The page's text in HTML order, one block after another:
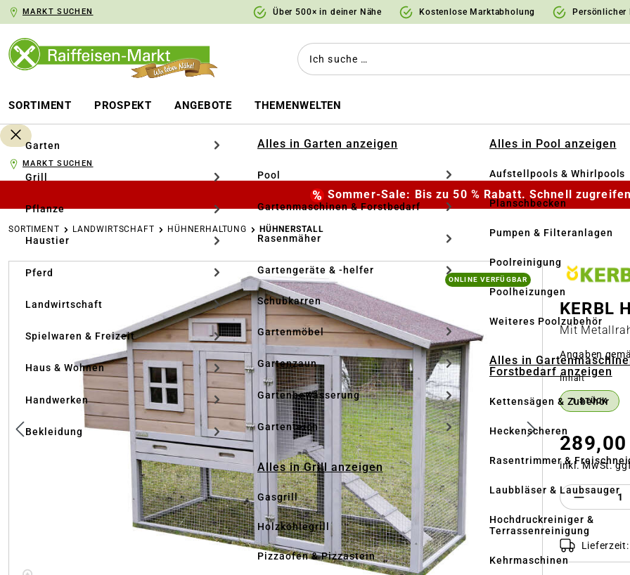
Zur Hauptnavigation springen
MARKT SUCHEN Über 500× in deiner Nähe Kostenlose Marktabholung Persönlicher
SORTIMENT PROSPEKT ANGEBOTE THEMENWELTEN
Garten
Grill
Pflanze
Haustier
Pferd
Landwirtschaft
Spielwaren & Freizeit
Haus & Wohnen
Handwerken
Bekleidung
Alles in Garten anzeigen
Pool
Gartenmaschinen & Forstbedarf
Rasenmäher
Gartengeräte & -helfer
Schubkarren
Gartenmöbel
Gartenzaun
Gartenbewässerung
Gartenteich
Alles in Grill anzeigen
Gasgrill
Holzkohlegrill
Pizzaofen & Pizzastein
Alles in Pool anzeigen
Aufstellpools & Whirlpools
Planschbecken
Pumpen & Filteranlagen
Poolreinigung
Poolheizungen
Weiteres Poolzubehör
Alles in
Forstbedarf anzeigen
Kettensägen & Zubehör
Heckenscheren
Rasentrimmer &
Laubbläser & Laubsauger
Hochdruckreiniger &
Terrassenreinigung
Kehrmaschinen
MARKT SUCHEN
Sommer-Sale: Bis zu 50 % Rabatt. Schnell
SORTIMENT LANDWIRTSCHAFT HÜHNERHALTUNG HÜHNERSTALL
Bildergalerie überspringen
ONLINE VERFÜGBAR
KERBL
Mit
Angaben
Inhaltauswählen
1 STÜCK
289,00
inkl. MwSt.
Produkt